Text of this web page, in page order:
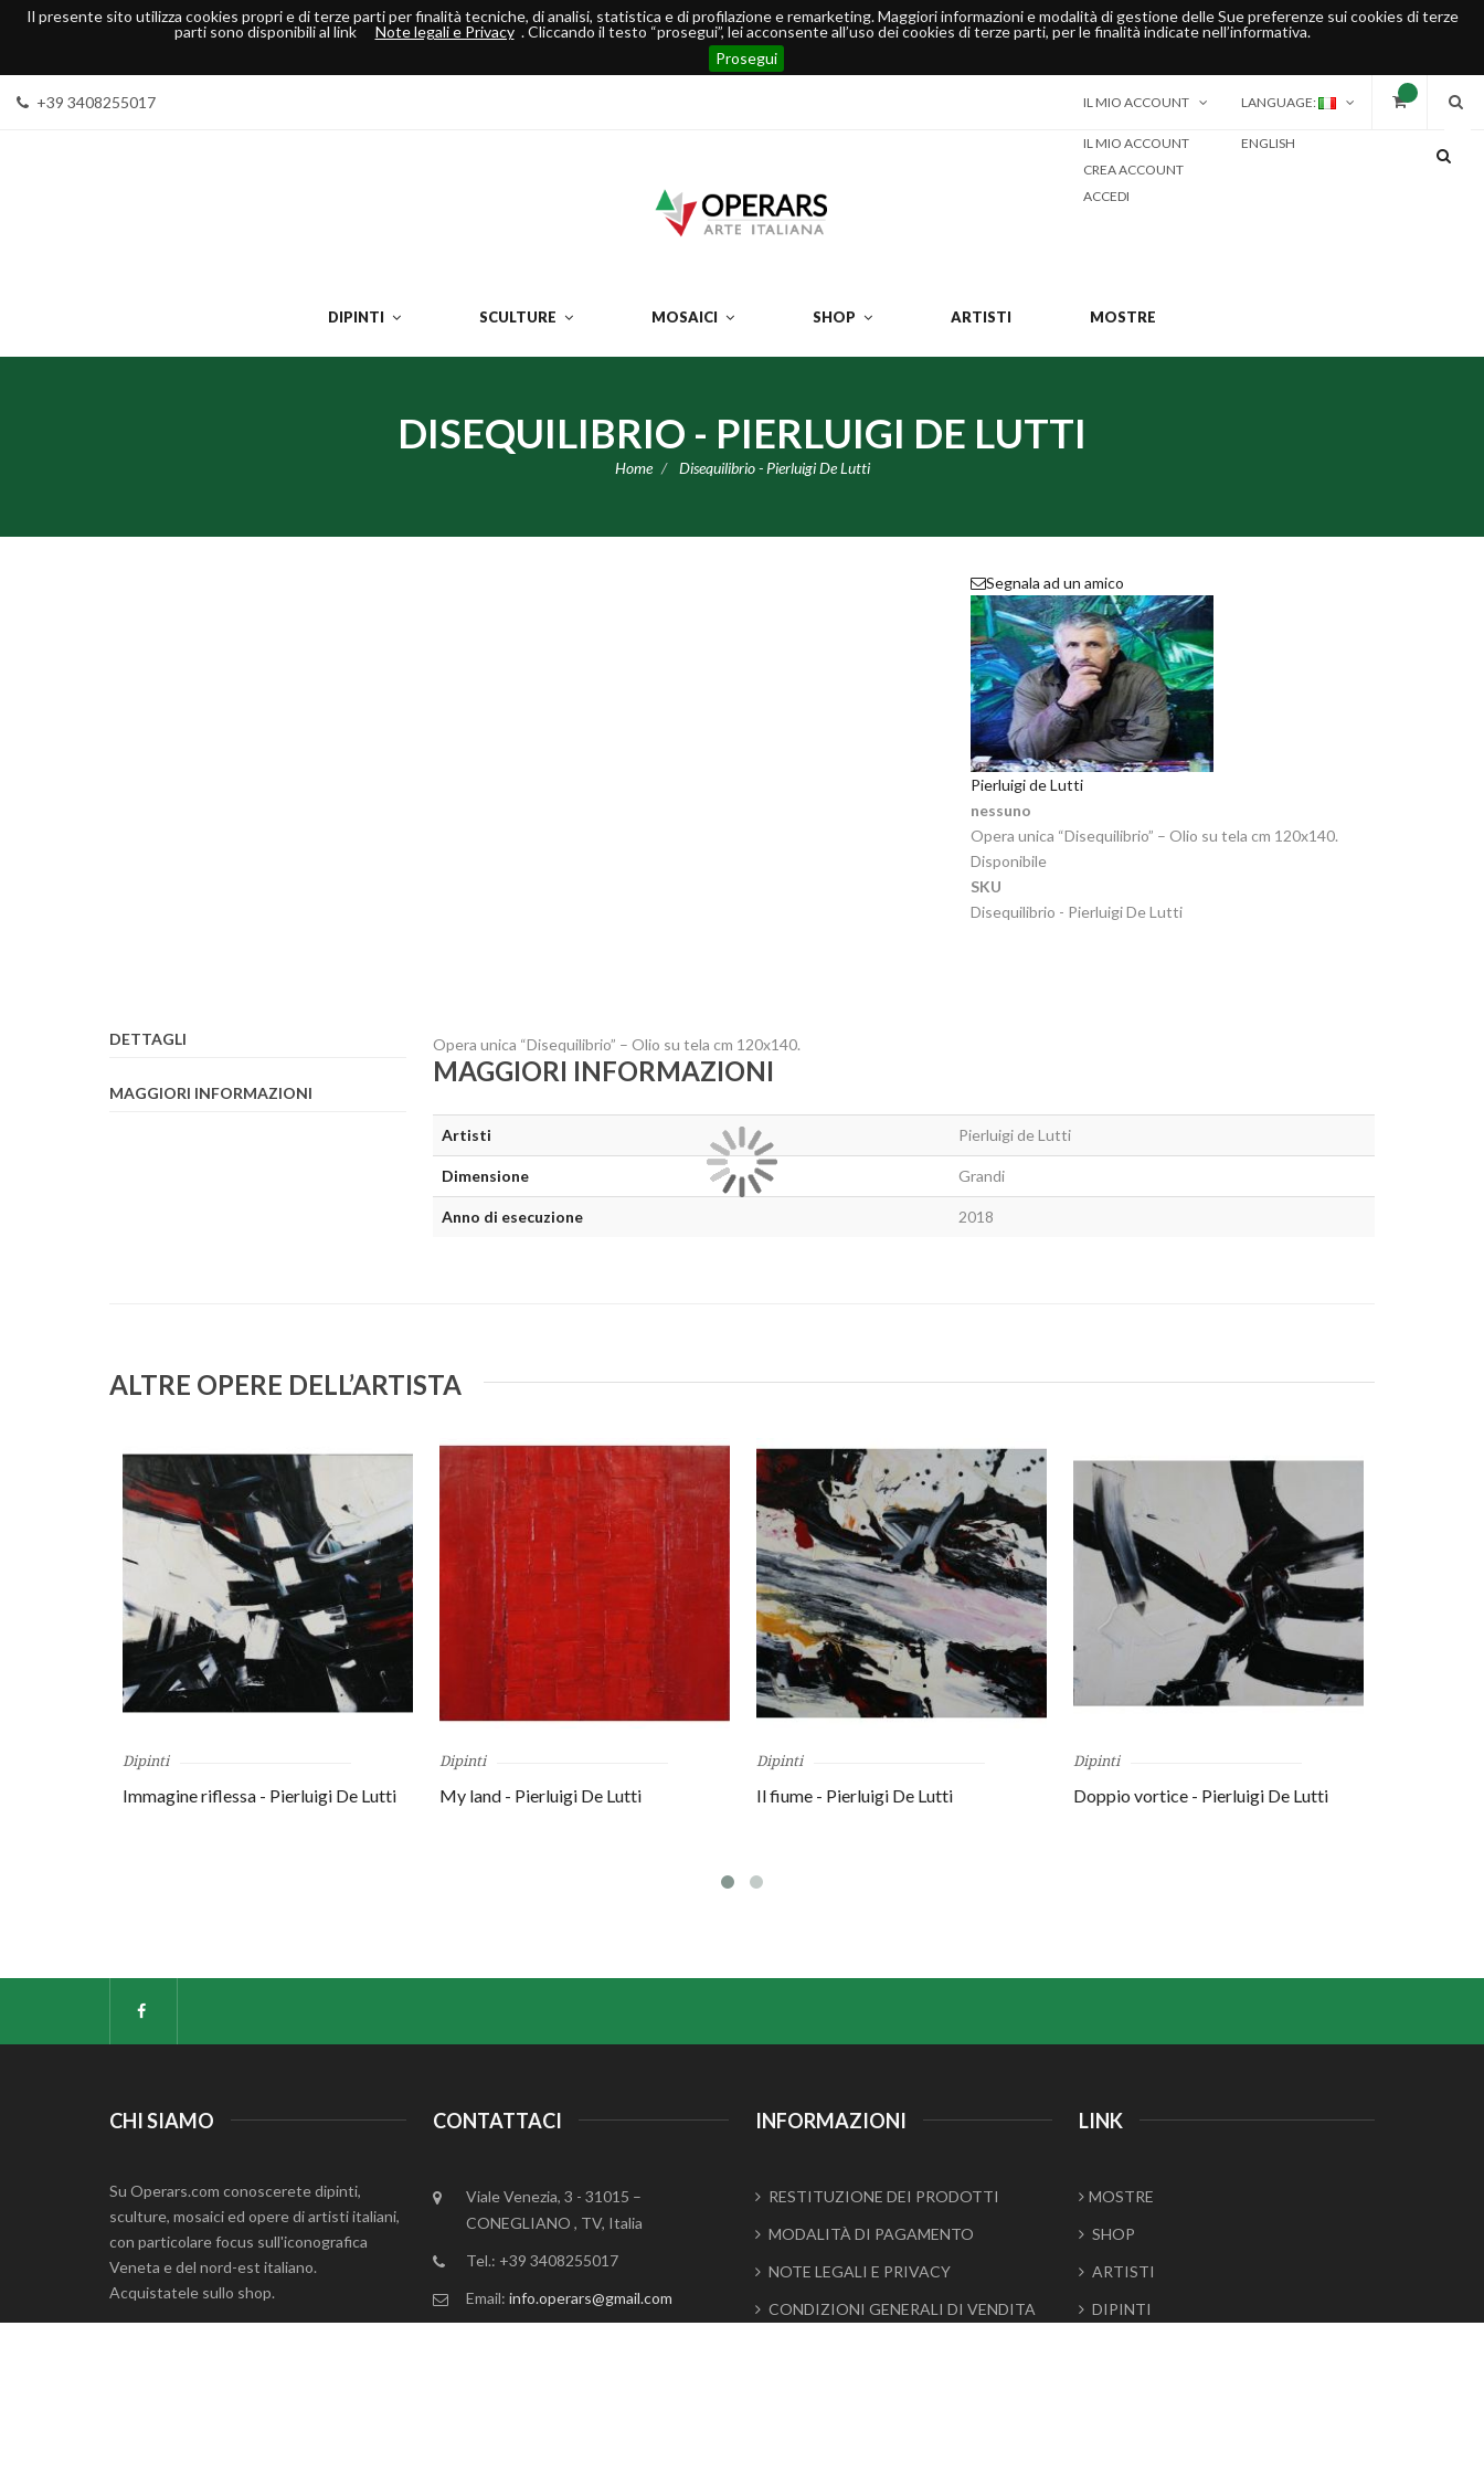
Il presente sito utilizza cookies propri e di terze parti per finalità tecniche, di analisi, statistica e di profilazione e remarketing. Maggiori informazioni e modalità di gestione delle Sue preferenze sui cookies di terze
parti sono disponibili al link
Note legali e Privacy . Cliccando il testo “prosegui”, lei acconsente all’uso dei cookies di terze parti, per le finalità indicate nell’informativa.
Prosegui
+39 3408255017 LANGUAGE:
ENGLISH
IL MIO ACCOUNT
IL MIO ACCOUNT
CREA ACCOUNT
ACCEDI
DIPINTI SCULTURE MOSAICI SHOP ARTISTI MOSTRE
DISEQUILIBRIO - PIERLUIGI DE LUTTI
Home Disequilibrio - Pierluigi De Lutti
Segnala ad un amico
Pierluigi de Lutti
nessuno
Opera unica “Disequilibrio” – Olio su tela cm 120x140.
Disponibile
SKU
Disequilibrio - Pierluigi De Lutti
DETTAGLI
MAGGIORI INFORMAZIONI
Opera unica “Disequilibrio” – Olio su tela cm 120x140.
MAGGIORI INFORMAZIONI
Artisti Pierluigi de Lutti
Dimensione Grandi
Anno di esecuzione 2018
ALTRE OPERE DELL’ARTISTA
Dipinti
Immagine riflessa - Pierluigi De Lutti
Dipinti
My land - Pierluigi De Lutti
Dipinti
Il fiume - Pierluigi De Lutti
Dipinti
Doppio vortice - Pierluigi De Lutti
CHI SIAMO
Su Operars.com conoscerete dipinti,
sculture, mosaici ed opere di artisti italiani,
con particolare focus sull'iconografica
Veneta e del nord-est italiano.
Acquistatele sullo shop.
CONTATTACI
Viale Venezia, 3 - 31015 –
CONEGLIANO , TV, Italia
Tel.: +39 3408255017
Email: info.operars@gmail.com
INFORMAZIONI
RESTITUZIONE DEI PRODOTTI
MODALITÀ DI PAGAMENTO
NOTE LEGALI E PRIVACY
CONDIZIONI GENERALI DI VENDITA
LINK
MOSTRE
SHOP
ARTISTI
DIPINTI